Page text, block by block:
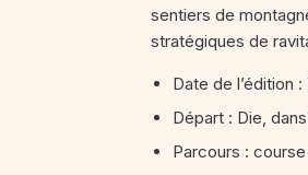
sentiers de
stratégiques de
Date de l’édition
Départ : Die,
Parcours :